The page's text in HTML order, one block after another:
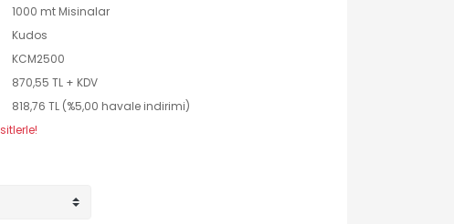
1000 mt Misinalar
Kudos
KCM2500
870,55 TL + KDV
818,76 TL (%5,00 havale indirimi)